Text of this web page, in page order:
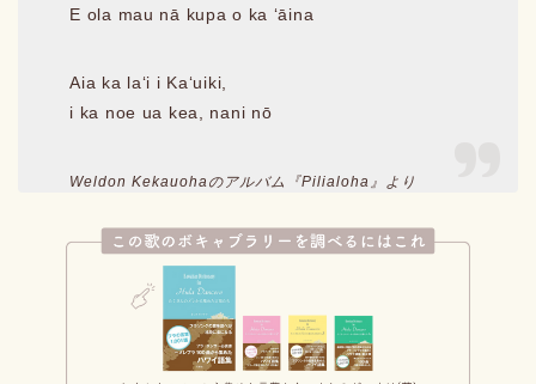
E ola mau nā kupa o ka ʻāina
Aia ka laʻi i Kaʻuiki,
i ka noe ua kea, nani nō
Weldon Kekauohaのアルバム『Pilialoha』より